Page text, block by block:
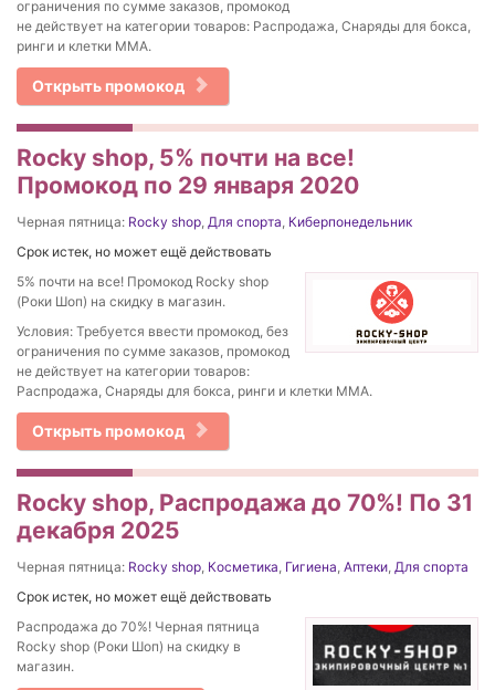
ограничения по сумме заказов, промокод
не действует на категории товаров: Распродажа, Снаряды для бокса,
ринги и клетки ММА.
Открыть промокод
Rocky shop, 5% почти на все!
Промокод по 29 января 2020
Черная пятница: Rocky shop, Для спорта, Киберпонедельник
Срок истек, но может ещё действовать
5% почти на все! Промокод Rocky shop
(Роки Шоп) на скидку в магазин.
Условия: Требуется ввести промокод, без
ограничения по сумме заказов, промокод
не действует на категории товаров:
Распродажа, Снаряды для бокса, ринги и клетки ММА.
Открыть промокод
Rocky shop, Распродажа до 70%! По 31
декабря 2025
Черная пятница: Rocky shop, Косметика, Гигиена, Аптеки, Для спорта
Срок истек, но может ещё действовать
Распродажа до 70%! Черная пятница
Rocky shop (Роки Шоп) на скидку в
магазин.